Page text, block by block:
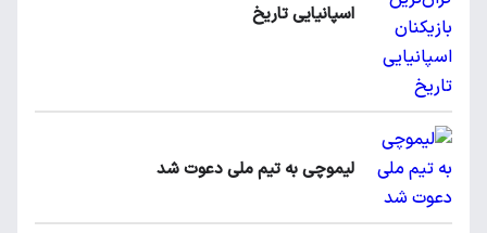
اسپانیایی تاریخ
لیموچی به تیم ملی دعوت شد